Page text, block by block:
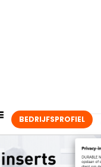
BEDRIJFSPROFIEL